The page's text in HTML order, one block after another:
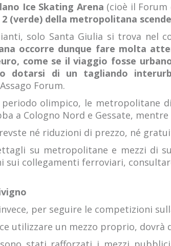
Ice Skating Arena (cioè il
(verde) della metropolitana
solo Santa Giulia si trova nel
occorre dunque fare molta
come se il viaggio fosse
dotarsi di un tagliando
Forum.
olimpico, le metropolitane
a Cologno Nord e Gessate,
né riduzioni di prezzo, né
su metropolitane e mezzi di
sui collegamenti ferroviari,
per seguire le competizioni
utilizzare un mezzo proprio,